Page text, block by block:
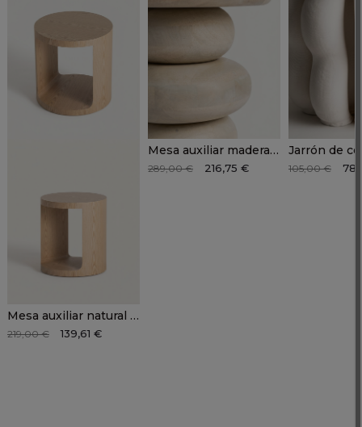
Mesa auxiliar natural KELAN
219,00 € 139,61 €
Mesa auxiliar madera mango KORVEN
289,00 € 216,75 € 105,00 €